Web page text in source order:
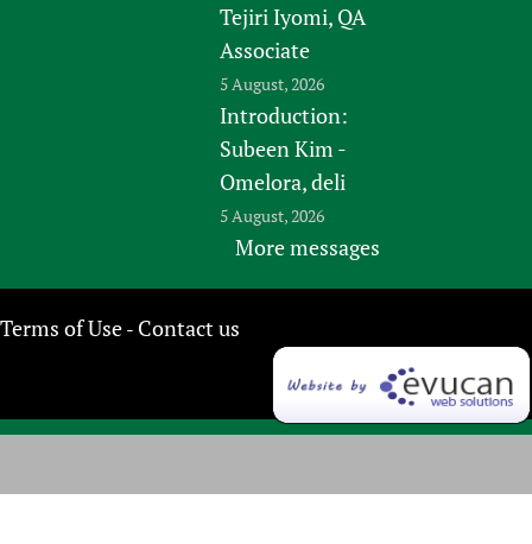
Tejiri Iyomi, QA
Associate
5 August, 2026
Introduction:
Subeen Kim -
Omelora, deli
5 August, 2026
More messages
Terms of Use- Contact us